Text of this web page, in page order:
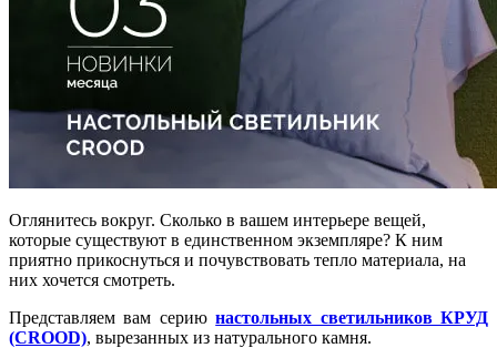
Оглянитесь вокруг. Сколько в вашем интерьере вещей,
которые существуют в единственном экземпляре? К ним
приятно прикоснуться и почувствовать тепло материала, на
них хочется смотреть.
Представляем вам сериюнастольных светильников КРУД
(CROOD), вырезанных из натурального камня.